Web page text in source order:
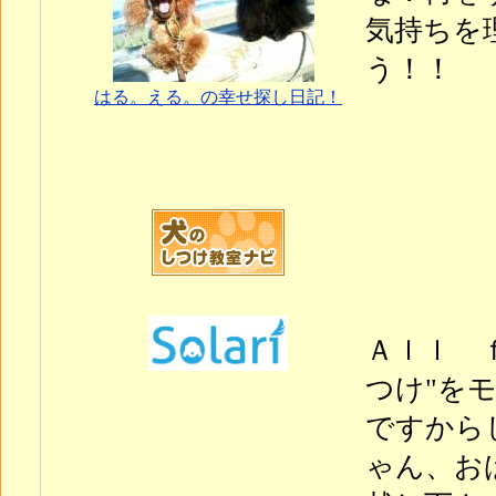
気持ちを
う！！
Ａｌｌ
つけ"を
ですから
ゃん、お
はる。える。の幸せ探し日記！